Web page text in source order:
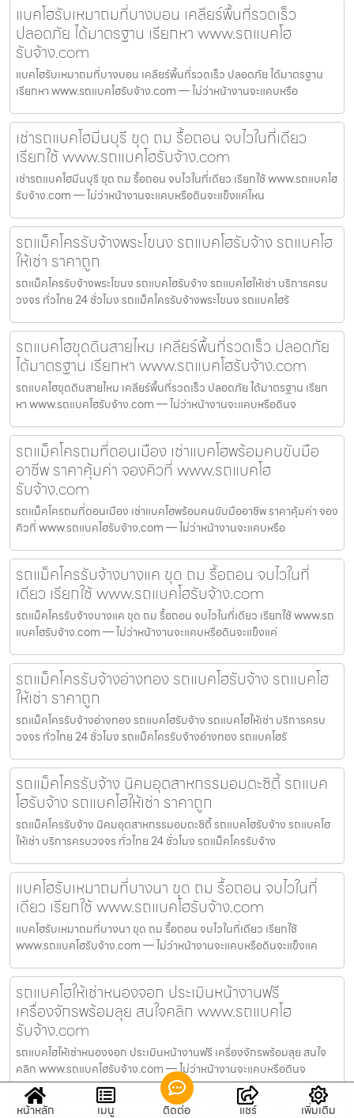
แบคโฮรับเหมาถมที่บางบอน เคลียร์พื้นที่รวดเร็ว
ปลอดภัย ได้มาตรฐาน เรียกหา www.รถแบคโฮ
รับจ้าง.com
แบคโฮรับเหมาถมที่บางบอน เคลียร์พื้นที่รวดเร็ว ปลอดภัย ได้มาตรฐาน
เรียกหา www.รถแบคโฮรับจ้าง.com — ไม่ว่าหน้างานจะแคบหรือ
เช่ารถแบคโฮมีนบุรี ขุด ถม รื้อถอน จบไวในที่เดียว
เรียกใช้ www.รถแบคโฮรับจ้าง.com
เช่ารถแบคโฮมีนบุรี ขุด ถม รื้อถอน จบไวในที่เดียว เรียกใช้ www.รถแบคโฮ
รับจ้าง.com — ไม่ว่าหน้างานจะแคบหรือดินจะแข็งแค่ไหน
รถแม็คโครรับจ้างพระโขนง รถแบคโฮรับจ้าง รถแบคโฮ
ให้เช่า ราคาถูก
รถแม็คโครรับจ้างพระโขนง รถแบคโฮรับจ้าง รถแบคโฮให้เช่า บริการครบ
วงจร ทั่วไทย 24 ชั่วโมง รถแม็คโครรับจ้างพระโขนง รถแบคโฮรั
รถแบคโฮขุดดินสายไหม เคลียร์พื้นที่รวดเร็ว ปลอดภัย
ได้มาตรฐาน เรียกหา www.รถแบคโฮรับจ้าง.com
รถแบคโฮขุดดินสายไหม เคลียร์พื้นที่รวดเร็ว ปลอดภัย ได้มาตรฐาน เรียก
หา www.รถแบคโฮรับจ้าง.com — ไม่ว่าหน้างานจะแคบหรือดินจ
รถแม็คโครถมที่ดอนเมือง เช่าแบคโฮพร้อมคนขับมือ
อาชีพ ราคาคุ้มค่า จองคิวที่ www.รถแบคโฮ
รับจ้าง.com
รถแม็คโครถมที่ดอนเมือง เช่าแบคโฮพร้อมคนขับมืออาชีพ ราคาคุ้มค่า จอง
คิวที่ www.รถแบคโฮรับจ้าง.com — ไม่ว่าหน้างานจะแคบหรือ
รถแม็คโครรับจ้างบางแค ขุด ถม รื้อถอน จบไวในที่
เดียว เรียกใช้ www.รถแบคโฮรับจ้าง.com
รถแม็คโครรับจ้างบางแค ขุด ถม รื้อถอน จบไวในที่เดียว เรียกใช้ www.รถ
แบคโฮรับจ้าง.com — ไม่ว่าหน้างานจะแคบหรือดินจะแข็งแค่
รถแม็คโครรับจ้างอ่างทอง รถแบคโฮรับจ้าง รถแบคโฮ
ให้เช่า ราคาถูก
รถแม็คโครรับจ้างอ่างทอง รถแบคโฮรับจ้าง รถแบคโฮให้เช่า บริการครบ
วงจร ทั่วไทย 24 ชั่วโมง รถแม็คโครรับจ้างอ่างทอง รถแบคโฮรั
รถแม็คโครรับจ้าง นิคมอุตสาหกรรมอมตะซิตี้ รถแบค
โฮรับจ้าง รถแบคโฮให้เช่า ราคาถูก
รถแม็คโครรับจ้าง นิคมอุตสาหกรรมอมตะซิตี้ รถแบคโฮรับจ้าง รถแบคโฮ
ให้เช่า บริการครบวงจร ทั่วไทย 24 ชั่วโมง รถแม็คโครรับจ้าง
แบคโฮรับเหมาถมที่บางนา ขุด ถม รื้อถอน จบไวในที่
เดียว เรียกใช้ www.รถแบคโฮรับจ้าง.com
แบคโฮรับเหมาถมที่บางนา ขุด ถม รื้อถอน จบไวในที่เดียว เรียกใช้
www.รถแบคโฮรับจ้าง.com — ไม่ว่าหน้างานจะแคบหรือดินจะแข็งแค
รถแบคโฮให้เช่าหนองจอก ประเมินหน้างานฟรี
เครื่องจักรพร้อมลุย สนใจคลิก www.รถแบคโฮ
รับจ้าง.com
รถแบคโฮให้เช่าหนองจอก ประเมินหน้างานฟรี เครื่องจักรพร้อมลุย สนใจ
คลิก www.รถแบคโฮรับจ้าง.com — ไม่ว่าหน้างานจะแคบหรือดินจ
หน้าหลัก เมนู ติดต่อ แชร์ เพิ่มเติม